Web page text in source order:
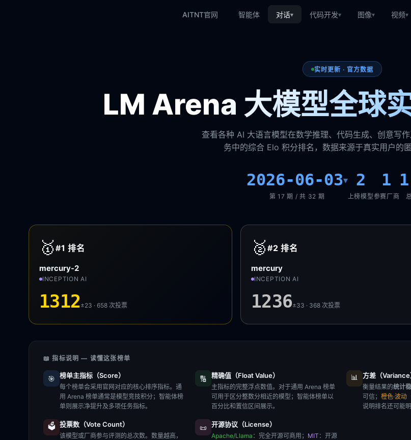
AITNT官网 智能体 对话▾ 代码开发▾ 图像▾ 视频▾
实时更新 · 官方数据
LM Arena 大模型全球
查看各种 AI 大语言模型在数学推理、代码生成、创意写
务中的综合 Elo 积分排名，数据来源于真实用户的匿
2026-06-03▾
第 17 期 / 共 32 期
2
上榜模型
1
参赛厂商
🥇 #1排名
mercury-2
INCEPTION AI
1312±23 · 658次投票
🥈 #2排名
mercury
INCEPTION AI
1236±33 · 368次投票
📖 指标说明 — 读懂这张榜单
🎯 榜单主指标（Score）
每个榜单会采用官网对应的核心排序指标。通
用 Arena 榜单通常是模型竞技积分；智能体榜
单则展示净提升及多项任务指标。
🔢 精确值（Float Value）
主指标的完整浮点数值。对于通用 Arena 榜单
可用于区分整数分相近的模型；智能体榜单以
百分比和置信区间展示。
📊 方差（Variance
衡量结果的统计
可信； 橙色·波动
说明排名还可能明
🗳️ 投票数（Vote Count）
该模型或厂商参与评测的总次数。数量越高，
📜 开源协议（License）
Apache/Llama ：完全开源可商用； MIT ：开源